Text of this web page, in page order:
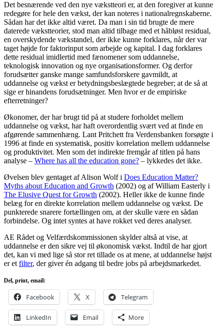
Det besnærende ved den nye vækstteori er, at den foregiver at kunne
redegøre for hele den vækst, der kan noteres i nationalregnskaberne.
Sådan har det ikke altid været. Da man i sin tid brugte de mere
daterede vækstteorier, stod man altid tilbage med et håbløst residual,
en overskydende vækstandel, der ikke kunne forklares, når der var
taget højde for faktorinput som arbejde og kapital. I dag forklares
dette residual imidlertid med fænomener som uddannelse,
teknologisk innovation og nye organisationsformer. Og derfor
forudsætter ganske mange samfundsforskere gavmildt, at
uddannelse og vækst er betydningsbeslægtede begreber; at de så at
sige er hinandens forudsætninger. Men hvor er de empiriske
efterretninger?
Økonomer, der har brugt tid på at studere forholdet mellem
uddannelse og vækst, har haft overordentlig svært ved at finde en
afgørende sammenhæng. Lant Pritchett fra Verdensbanken forsøgte i
1996 at finde en systematisk, positiv korrelation mellem uddannelse
og produktivitet. Men som det indirekte fremgår af titlen på hans
analyse – Where has all the education gone? – lykkedes det ikke.
Øvelsen blev gentaget af Alison Wolf i Does Education Matter?
Myths about Education and Growth (2002) og af William Easterly i
The Elusive Quest for Growth (2002). Heller ikke de kunne finde
belæg for en direkte korrelation mellem uddannelse og vækst. De
punkterede snarere fortællingen om, at der skulle være en sådan
forbindelse. Og intet syntes at have rokket ved deres analyser.
AE Rådet og Velfærdskommissionen skylder altså at vise, at
uddannelse er den sikre vej til økonomisk vækst. Indtil de har gjort
det, kan vi med lige så stor ret tillade os at mene, at uddannelse højst
er et filter, der giver én adgang til bedre jobs på arbejdsmarkedet.
Del, print, email:
Facebook X Telegram
LinkedIn Email More